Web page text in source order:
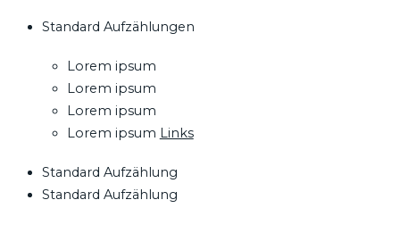
Standard Aufzählungen
Lorem ipsum
Lorem ipsum
Lorem ipsum
Lorem ipsum Links
Standard Aufzählung
Standard Aufzählung